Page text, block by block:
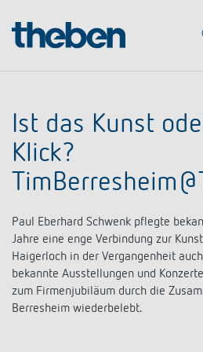
Produkte
Energy Manager
KNX
Smart Home
DALI
OEM
OEM-Lösungen
Ansprechpartner OEM
OEM-Referenzen
Lösungen
Zeit- und
Service
Ist das Kunst
Klick?
Paul Eberhard Schwenk pflegte
Jahre eine enge Verbindung zur
Haigerloch in der Vergangenheit
bekannte Ausstellungen und
zum Firmenjubiläum durch die
Berresheim wiederbelebt.